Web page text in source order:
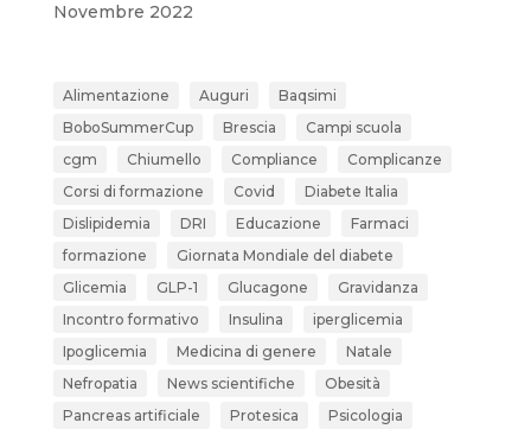
Novembre 2022
Alimentazione Auguri
Baqsimi
BoboSummerCup
Brescia
Campi scuola
cgm
Chiumello Compliance
Complicanze
Corsi di formazione
Covid
Diabete Italia
Dislipidemia
DRI Educazione
Farmaci
formazione
Giornata Mondiale del diabete
Glicemia
GLP-1 Glucagone
Gravidanza
Incontro formativo
Insulina
iperglicemia
Ipoglicemia
Medicina di genere
Natale
Nefropatia
News scientifiche
Obesità
Pancreas artificiale
Protesica
Psicologia